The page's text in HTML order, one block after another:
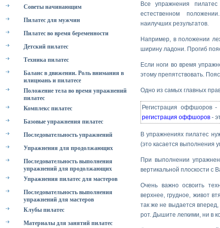
Советы начинающим
Пилатес для мужчин
Пилатес во время беременности
Детский пилатес
Техника пилатес
Баланс в движении. Роль внимания в
илицюань и пилатесе
Положение тела во время упражнений
пилатес
Комплекс пилатес
Базовые упражнения пилатес
Последовательность упражнений
Упражнения для продолжающих
Последовательность выполнения
упражнений для продолжающих
Упражнения пилатес для мастеров
Последовательность выполнения
упражнений для мастеров
Клубы пилатес
Материалы для занятий пилатес
Все упражнения
естественном
наилучших результатов.
Например, в положении
ширину ладони. Прогиб
Если ноги во время
этому препятствовать.
Одно из самых главных
Регистрация оффшоров
регистрация оффшоров -
В упражнениях пилатес
(это касается выполнения
При выполнении
вертикальной плоскости с
Очень важно освоить
верхнее, грудное, живот
так же не выдается
рот. Дышите легкими, ни в